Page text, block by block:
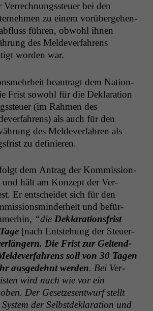
bei den
zu einem vorüberge­hen­
führen, obwohl ihnen
des Melde­v­er­fahrens
wor­den war.
beantragt dem Nation­
Frist sowohl für die Dekla­ra­tion
(im Rah­men des
als auch für den
des Melde­v­er­fahren als
zu definieren.
dem Antrag der Kom­mis­sion­
und hält am Konzept der Ver­
Er entschei­det sich für den
und befür­
“die Dekla­ra­tions­frist
[nach Entste­hung der Steuer­
Die Frist zur Gel­tend­
soll von 30 Tagen
aus­gedehnt wer­den. Bei Ver­
wird nach wie vor ein
Der Geset­ze­sen­twurf stellt
Sys­tem der Selb­st­dekla­ra­tion und